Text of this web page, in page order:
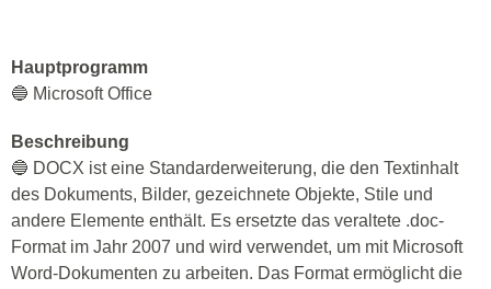
Hauptprogramm
🔵 Microsoft Office
Beschreibung
🔵 DOCX ist eine Standarderweiterung, die den Textinhalt
des Dokuments, Bilder, gezeichnete Objekte, Stile und
andere Elemente enthält. Es ersetzte das veraltete .doc-
Format im Jahr 2007 und wird verwendet, um mit Microsoft
Word-Dokumenten zu arbeiten. Das Format ermöglicht die